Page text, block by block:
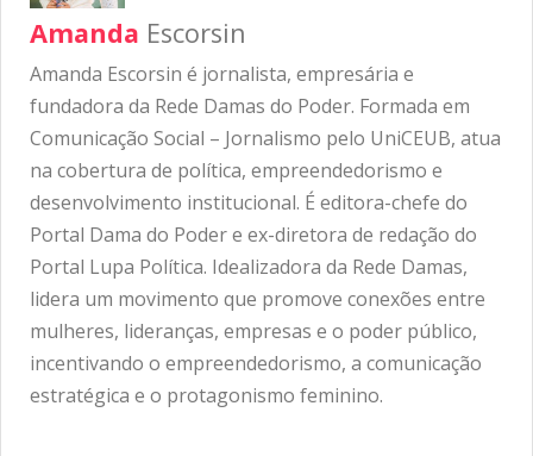
Amanda Escorsin
Amanda Escorsin é jornalista, empresária e
fundadora da Rede Damas do Poder. Formada em
Comunicação Social – Jornalismo pelo UniCEUB, atua
na cobertura de política, empreendedorismo e
desenvolvimento institucional. É editora-chefe do
Portal Dama do Poder e ex-diretora de redação do
Portal Lupa Política. Idealizadora da Rede Damas,
lidera um movimento que promove conexões entre
mulheres, lideranças, empresas e o poder público,
incentivando o empreendedorismo, a comunicação
estratégica e o protagonismo feminino.